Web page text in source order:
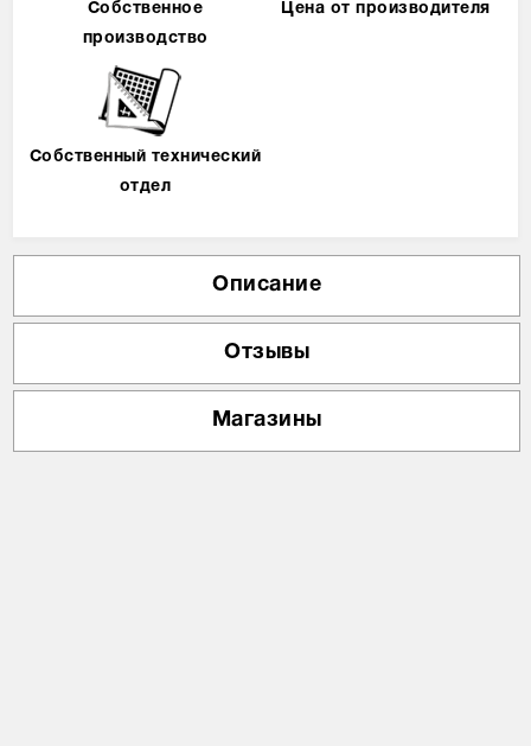
Собственное
производство
Цена от производителя
Собственный технический
отдел
Описание
Отзывы
Магазины